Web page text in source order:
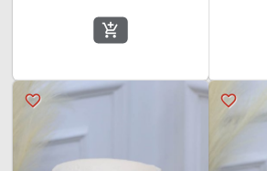
add_shopping_cart
favorite_border
favorite_border